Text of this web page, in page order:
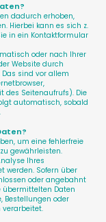
dadurch erhoben,
Hierbei kann es sich z.
in ein Kontaktformular
oder nach Ihrer
Website durch
sind vor allem
des Seitenaufrufs). Die
automatisch, sobald
um eine fehlerfreie
gewährleisten.
Ihres
werden. Sofern über
oder angebahnt
übermittelten Daten
Bestellungen oder